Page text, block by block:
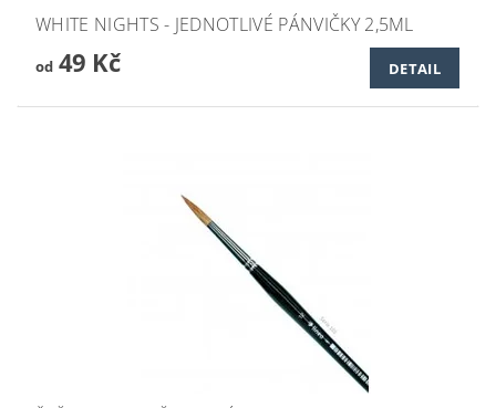
WHITE NIGHTS - JEDNOTLIVÉ PÁNVIČKY 2,5ML
od49 Kč DETAIL